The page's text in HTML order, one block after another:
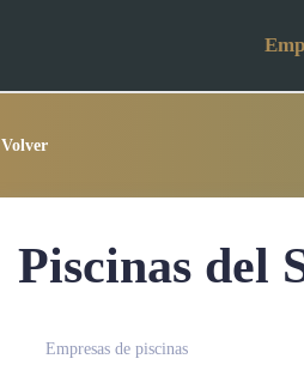
Volver
Piscinas del
Empresas de piscinas